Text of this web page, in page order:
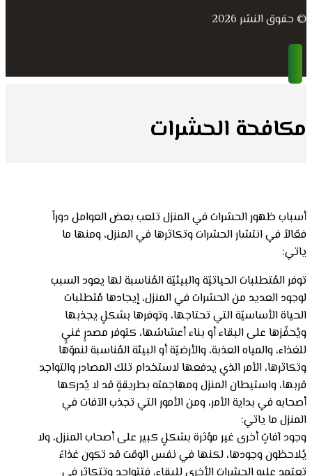
© حقوق النشر 2026
مكافحة الحشرات
أسباب ظهور الحشرات في المنزل تلعب بعض العوامل دوراً
فعّالاً في انتشار الحشرات وتكاثرها في المنزل، ومنها ما
ياتي:
توفر المُتطلبات الحياتيّة والبيئيّة المُناسبة لها يعود السبب
لوجود العديد من الحشرات في المنزل، إيجادها مُتطلبات
الحياة الأساسيّة التي تحتاجها، وتوفرها بشكلٍ يجذبها
ويُحفّزها على البقاء أو بناء أعشاشها، كتوفر مصدرٍ غنيٍ
للغذاء، والمياه العذبة، والأرضيّة أو البيئة المُناسبة لنموّها
وتكاثرها، الأمر الذي يدفعها لاستخدام تلك المصادر والتواجد
قربها، واستيطان المنزل ومهاجمته بطريقةٍ قد لا يُدركها
أصحابه في بداية الأمر، ومن الأمور التي تجذب الآفات في
المنزل ما ياتي:
وجود آفاتٍ أخرى غير مؤثرة بشكلٍ كبير على أصحاب المنزل، ولا
يُلاحظون وجودها، لكنها في نفس الوقت قد تكون غذاءً